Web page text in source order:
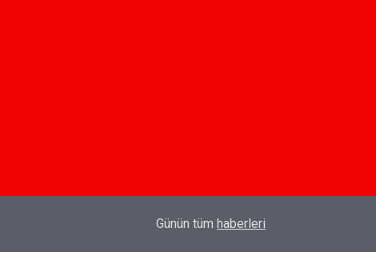
TÜRK SİLAHLI KUVVETLERİNE SURİYE'DE
Günün tüm haberleri